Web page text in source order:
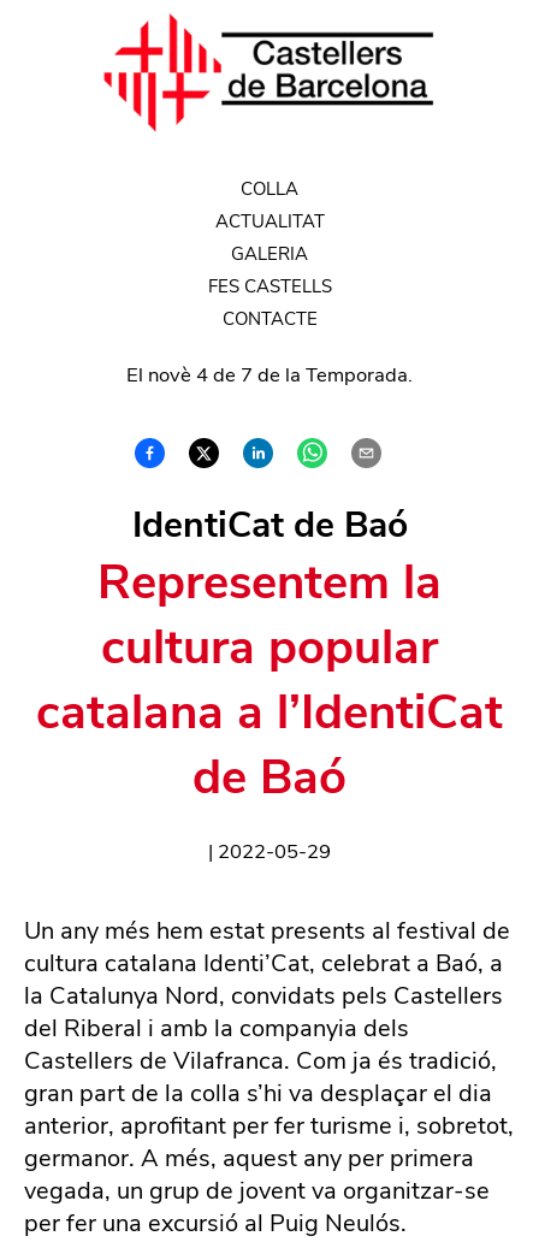
COLLA
ACTUALITAT
GALERIA
FES CASTELLS
CONTACTE
El novè 4 de 7 de la Temporada.
IdentiCat de Baó
Representem la
cultura popular
catalana a l’IdentiCat
de Baó
| 2022-05-29
Un any més hem estat presents al festival de
cultura catalana Identi’Cat, celebrat a Baó, a
la Catalunya Nord, convidats pels Castellers
del Riberal i amb la companyia dels
Castellers de Vilafranca. Com ja és tradició,
gran part de la colla s’hi va desplaçar el dia
anterior, aprofitant per fer turisme i, sobretot,
germanor. A més, aquest any per primera
vegada, un grup de jovent va organitzar-se
per fer una excursió al Puig Neulós.